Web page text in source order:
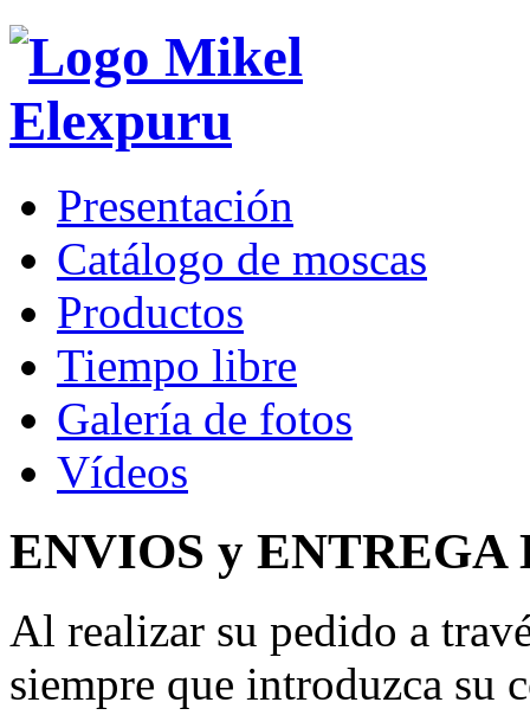
Presentación
Catálogo de moscas
Productos
Tiempo libre
Galería de fotos
Vídeos
ENVIOS y ENTREGA
Al realizar su pedido a
siempre que introduzca su